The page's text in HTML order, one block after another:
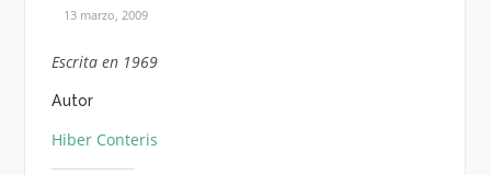
13 marzo, 2009
Escrita en 1969
Autor
Hiber Conteris